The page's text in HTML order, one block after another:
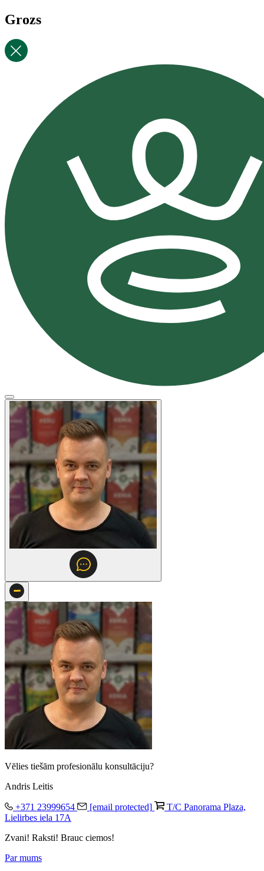
Grozs
Vēlies tiešām profesionālu konsultāciju?
Andris Leitis
+371 23999654 [email protected]
T/C Panorama Plaza,
Lielirbes iela 17A
Zvani! Raksti! Brauc ciemos!
Par mums